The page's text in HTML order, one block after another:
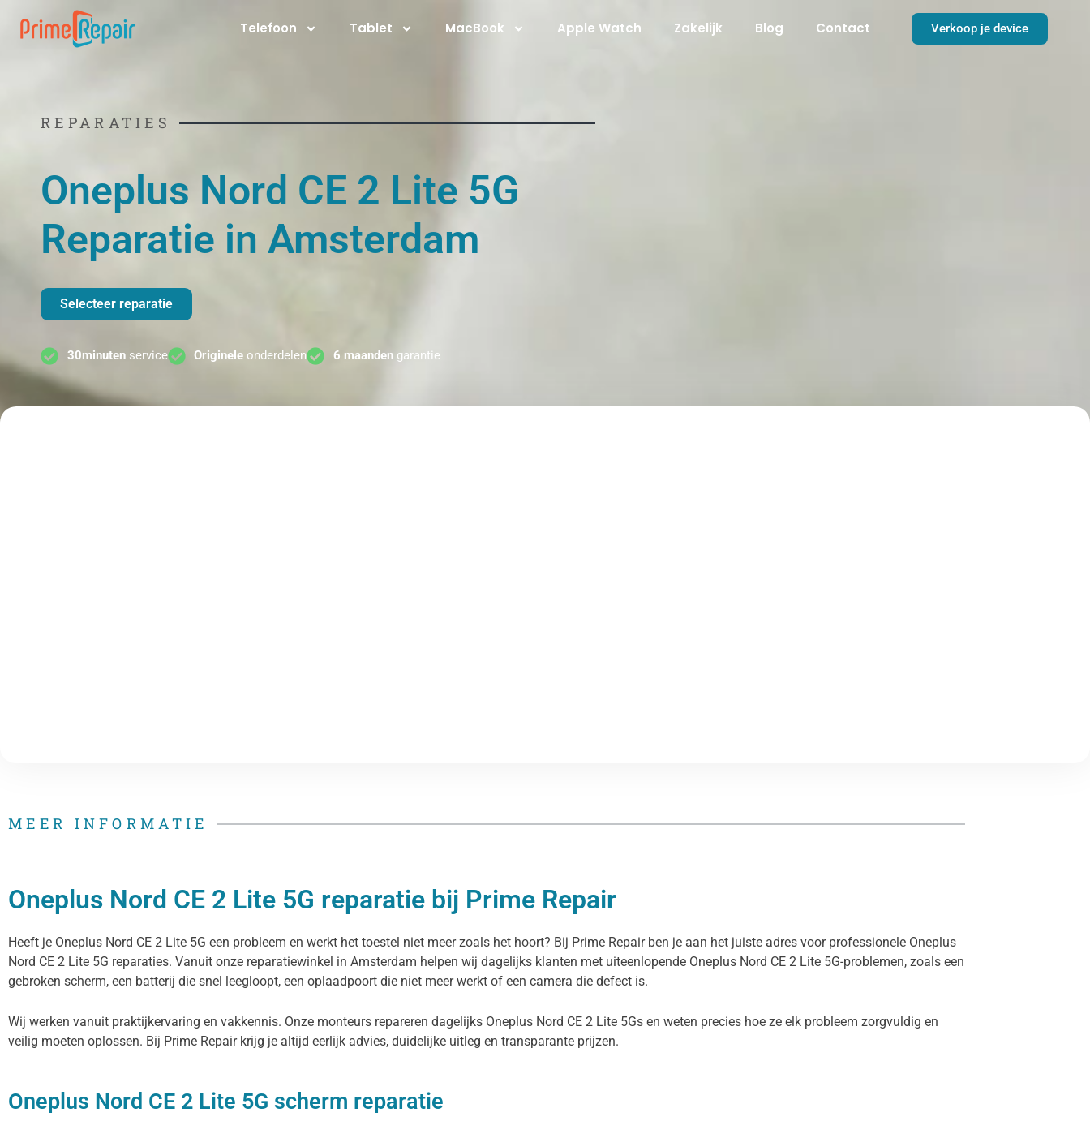
naar
Telefoon Tablet MacBook Apple Watch Zakelijk Blog Contact Verkoop je device
REPARATIES
Oneplus Nord CE 2 Lite 5G
Reparatie in Amsterdam
Selecteer reparatie
30minutenservice Originele onderdelen 6 maandengarantie
MEER INFORMATIE
Oneplus Nord CE 2 Lite 5G reparatie bij Prime Repair
Heeft je Oneplus Nord CE 2 Lite 5G een probleem en werkt het toestel niet meer zoals het hoort? Bij Prime Repair ben je aan het juiste adres voor professionele Oneplus
Nord CE 2 Lite 5G reparaties. Vanuit onze reparatiewinkel in Amsterdam helpen wij dagelijks klanten met uiteenlopende Oneplus Nord CE 2 Lite 5G-problemen, zoals een
gebroken scherm, een batterij die snel leegloopt, een oplaadpoort die niet meer werkt of een camera die defect is.
Wij werken vanuit praktijkervaring en vakkennis. Onze monteurs repareren dagelijks Oneplus Nord CE 2 Lite 5Gs en weten precies hoe ze elk probleem zorgvuldig en
veilig moeten oplossen. Bij Prime Repair krijg je altijd eerlijk advies, duidelijke uitleg en transparante prijzen.
Oneplus Nord CE 2 Lite 5G scherm reparatie